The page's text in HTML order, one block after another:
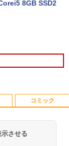
おまかせ 15.6
福袋 ギフト
8GB SSD2
】Princeton 21.
ブラック/ ホ
プリンストン
かわいいやつ
講談社キャラク
ホワイト
Milli, ATL Jacob
ろ・は・す 2L P
コミック
タル版ビッグガ
させる